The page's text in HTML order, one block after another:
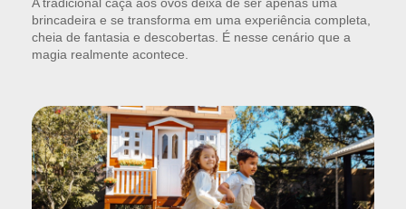
A tradicional caça aos ovos deixa de ser apenas uma
brincadeira e se transforma em uma experiência completa,
cheia de fantasia e descobertas. É nesse cenário que a
magia realmente acontece.